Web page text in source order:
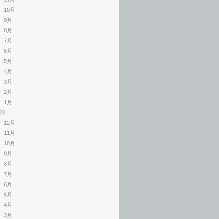
10月
9月
8月
7月
6月
5月
4月
3月
2月
1月
12月
11月
10月
9月
8月
7月
6月
5月
4月
3月